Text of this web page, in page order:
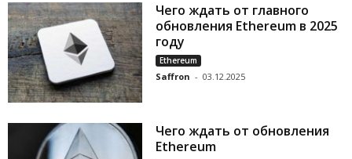
Чего ждать от главного
обновления Ethereum в 2025
году
Ethereum
Saffron - 03.12.2025
Чего ждать от обновления
Ethereum